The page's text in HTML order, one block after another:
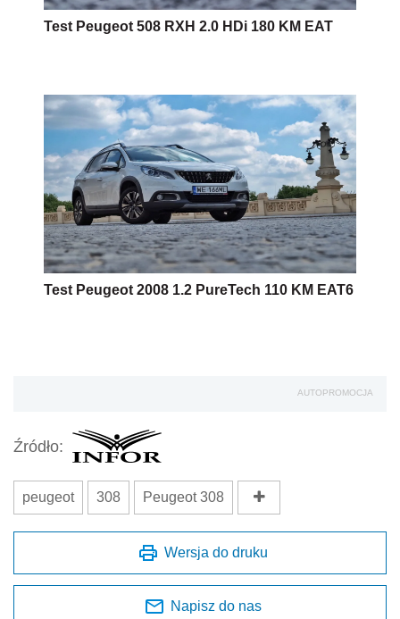
Test Peugeot 508 RXH 2.0 HDi 180 KM EAT
Test Peugeot 2008 1.2 PureTech 110 KM EAT6
AUTOPROMOCJA
Źródło:
peugeot 308 Peugeot 308
Wersja do druku
Napisz do nas